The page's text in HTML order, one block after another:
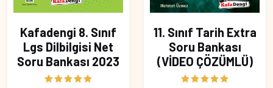
Kafadengi 8. Sınıf
Lgs Dilbilgisi Net
Soru Bankası 2023
11. Sınıf Tarih Extra
Soru Bankası
(VİDEO ÇÖZÜMLÜ)